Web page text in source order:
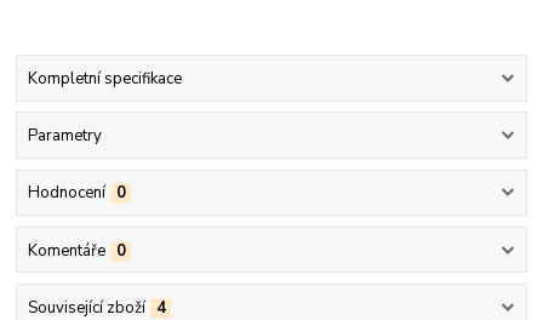
Kompletní specifikace
Parametry
Hodnocení 0
Komentáře 0
Související zboží 4